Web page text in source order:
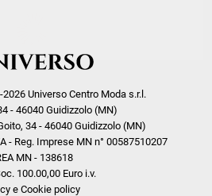
Universo Centro Moda s.r.l.
- 46040 Guidizzolo (MN)
34 - 46040 Guidizzolo (MN)
- Reg. Imprese MN n° 00587510207
MN - 138618
100.00,00 Euro i.v.
e Cookie policy